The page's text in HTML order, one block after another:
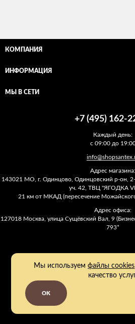
КОМПАНИЯ
ИНФОРМАЦИЯ
МЫ В СЕТИ
+7 (495) 162-
Каждый день:
с 09:00 до
Адрес магазина:
143021 МО, г. Одинцово, Одинцовский р-он,
уч. 42, ТВЦ "ЯГОДКА
21 км от МКАД (пересечение
Адрес офиса:
127018 Москва, улица Сущёвский Вал, 9
793*
Мы используемфайлы cookies
качество
OK